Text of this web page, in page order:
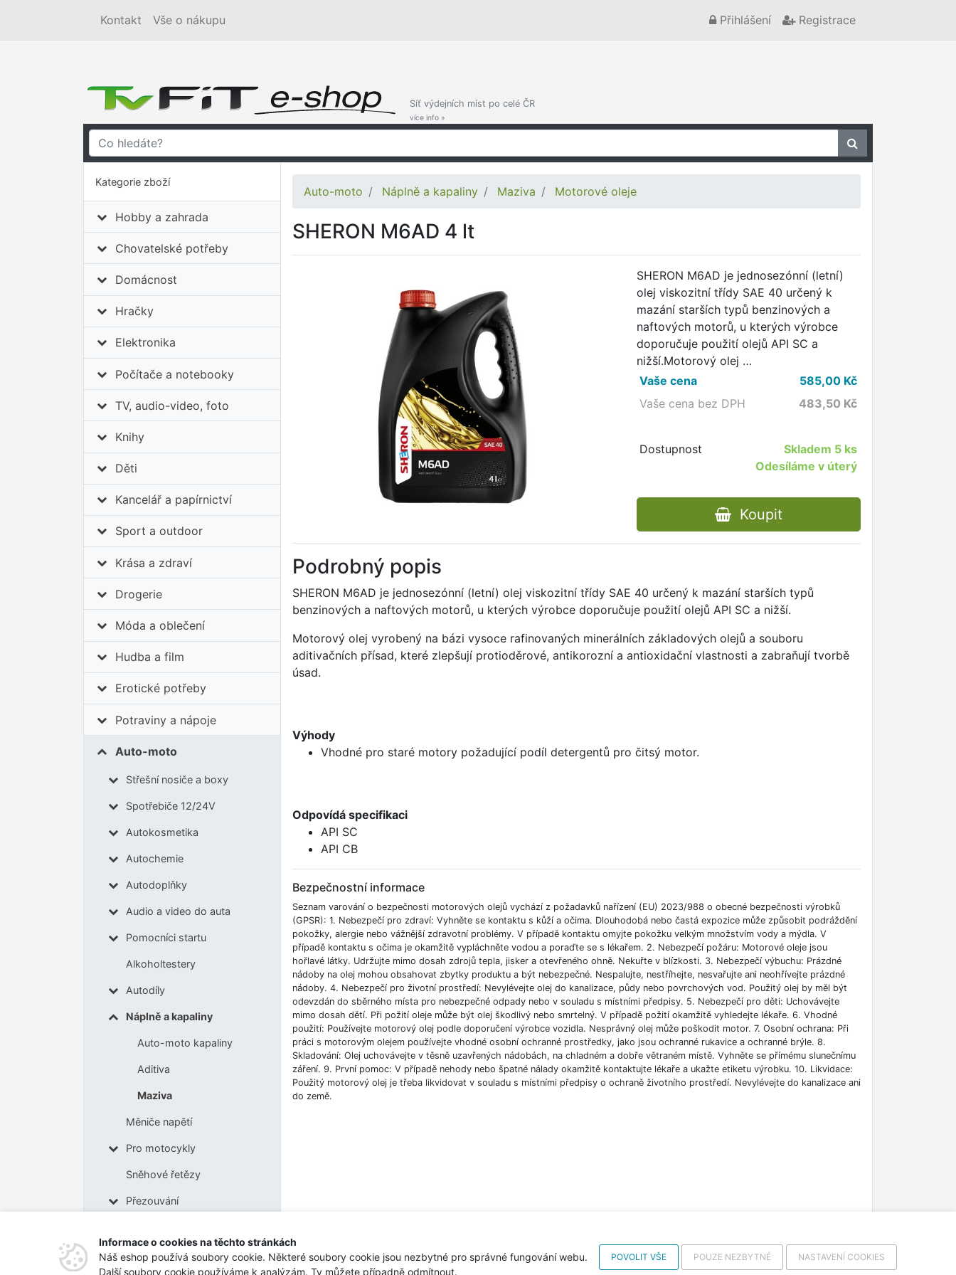
Kontakt Vše o nákupu Přihlášení Registrace
Síť výdejních míst po celé ČR
více info »
Kategorie zboží
Hobby a zahrada
Chovatelské potřeby
Domácnost
Hračky
Elektronika
Počítače a notebooky
TV, audio-video, foto
Knihy
Děti
Kancelář a papírnictví
Sport a outdoor
Krása a zdraví
Drogerie
Móda a oblečení
Hudba a film
Erotické potřeby
Potraviny a nápoje
Auto-moto
Střešní nosiče a boxy
Spotřebiče 12/24V
Autokosmetika
Autochemie
Autodoplňky
Audio a video do auta
Pomocníci startu
Alkoholtestery
Autodíly
Náplně a kapaliny
Auto-moto kapaliny
Aditiva
Maziva
Měniče napětí
Pro motocykly
Sněhové řetězy
Přezouvání
Tipy na dárky
Auto-moto Náplně a kapaliny Maziva Motorové oleje
SHERON M6AD 4 lt
SHERON M6AD je jednosezónní (letní)
olej viskozitní třídy SAE 40 určený k
mazání starších typů benzinových a
naftových motorů, u kterých výrobce
doporučuje použití olejů API SC a
nižší.Motorový olej …
Vaše cena
585,00Kč
Vaše cena bez DPH
483,50 Kč
Dostupnost Skladem 5 ks
Odesíláme v úterý
Koupit
Podrobný popis
SHERON M6AD je jednosezónní (letní) olej viskozitní třídy SAE 40 určený k mazání starších typů
benzinových a naftových motorů, u kterých výrobce doporučuje použití olejů API SC a nižší.
Motorový olej vyrobený na bázi vysoce rafinovaných minerálních základových olejů a souboru
aditivačních přísad, které zlepšují protioděrové, antikorozní a antioxidační vlastnosti a zabraňují tvorbě
úsad.
Výhody
Vhodné pro staré motory požadující podíl detergentů pro čitsý motor.
Odpovídá specifikaci
API SC
API CB
Bezpečnostní informace
Seznam varování o bezpečnosti motorových olejů vychází z požadavků nařízení (EU) 2023/988 o obecné bezpečnosti výrobků
(GPSR): 1. Nebezpečí pro zdraví: Vyhněte se kontaktu s kůží a očima. Dlouhodobá nebo častá expozice může způsobit podráždění
pokožky, alergie nebo vážnější zdravotní problémy. V případě kontaktu omyjte pokožku velkým množstvím vody a mýdla. V
případě kontaktu s očima je okamžitě vypláchněte vodou a poraďte se s lékařem. 2. Nebezpečí požáru: Motorové oleje jsou
hořlavé látky. Udržujte mimo dosah zdrojů tepla, jisker a otevřeného ohně. Nekuřte v blízkosti. 3. Nebezpečí výbuchu: Prázdné
nádoby na olej mohou obsahovat zbytky produktu a být nebezpečné. Nespalujte, nestříhejte, nesvařujte ani neohřívejte prázdné
nádoby. 4. Nebezpečí pro životní prostředí: Nevylévejte olej do kanalizace, půdy nebo povrchových vod. Použitý olej by měl být
odevzdán do sběrného místa pro nebezpečné odpady nebo v souladu s místními předpisy. 5. Nebezpečí pro děti: Uchovávejte
mimo dosah dětí. Při požití oleje může být olej škodlivý nebo smrtelný. V případě požití okamžitě vyhledejte lékaře. 6. Vhodné
použití: Používejte motorový olej podle doporučení výrobce vozidla. Nesprávný olej může poškodit motor. 7. Osobní ochrana: Při
práci s motorovým olejem používejte vhodné osobní ochranné prostředky, jako jsou ochranné rukavice a ochranné brýle. 8.
Skladování: Olej uchovávejte v těsně uzavřených nádobách, na chladném a dobře větraném místě. Vyhněte se přímému slunečnímu
záření. 9. První pomoc: V případě nehody nebo špatné nálady okamžitě kontaktujte lékaře a ukažte etiketu výrobku. 10. Likvidace:
Použitý motorový olej je třeba likvidovat v souladu s místními předpisy o ochraně životního prostředí. Nevylévejte do kanalizace ani
do země.
Informace o cookies na těchto stránkách
Náš eshop používá soubory cookie. Některé soubory cookie jsou nezbytné pro správné fungování webu.
Další soubory cookie používáme k analýzám. Ty můžete případně odmítnout.
POVOLIT VŠE POUZE NEZBYTNÉ NASTAVENÍ COOKIES